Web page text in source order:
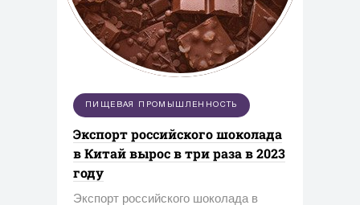
ПИЩЕВАЯ ПРОМЫШЛЕННОСТЬ
Экспорт российского шоколада
в Китай вырос в три раза в 2023
году
Экспорт российского шоколада в